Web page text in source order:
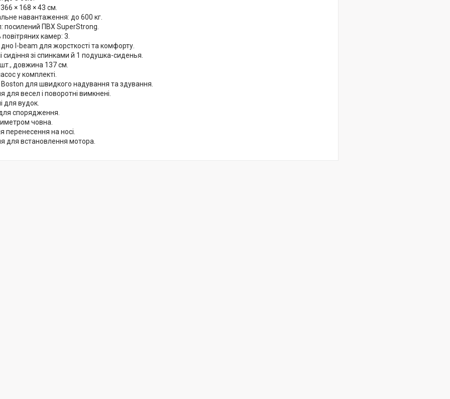
× 168 × 43 см.
навантаження: до 600 кг.
посилений ПВХ SuperStrong.
повітряних камер: 3.
I-beam для жорсткості та комфорту.
сидіння зі спинками й 1 подушка-сиденья.
довжина 137 см.
у комплекті.
для швидкого надування та здування.
для весел і поворотні вимкнені.
для вудок.
спорядження.
човна.
перенесення на носі.
для встановлення мотора.